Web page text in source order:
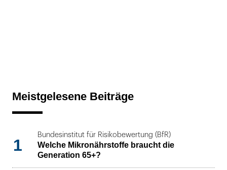
Meistgelesene Beiträge
1
Bundesinstitut für Risikobewertung (BfR)
Welche Mikronährstoffe braucht die
Generation 65+?